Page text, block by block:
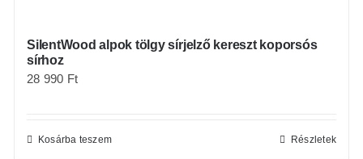
SilentWood alpok tölgy sírjelző kereszt koporsós
sírhoz
28 990 Ft
Kosárba teszem Részletek